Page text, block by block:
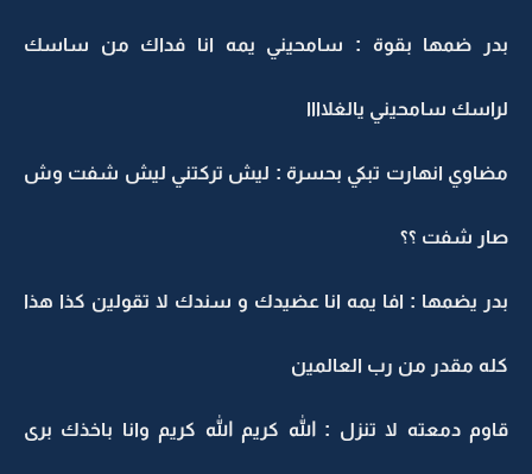
بدر ضمها بقوة : سامحيني يمه انا فداك من ساسك
لراسك سامحيني يالغلاااا
مضاوي انهارت تبكي بحسرة : ليش تركتني ليش شفت وش
صار شفت ؟؟
بدر يضمها : افا يمه انا عضيدك و سندك لا تقولين كذا هذا
كله مقدر من رب العالمين
قاوم دمعته لا تنزل : الله كريم الله كريم وانا باخذك برى